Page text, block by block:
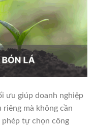
ưu giúp doanh nghiệp
mà không cần
tự chọn công